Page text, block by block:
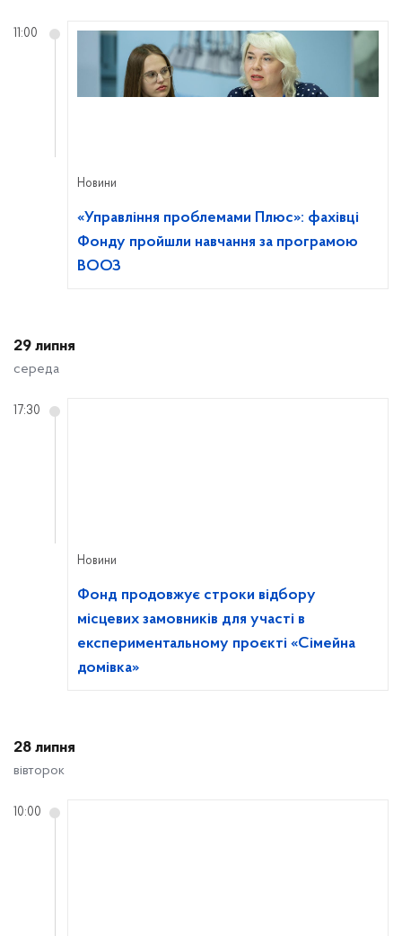
Новини
«Управління проблемами Плюс»: фахівці
Фонду пройшли навчання за програмою
ВООЗ
11:00
29 липня
середа
Новини
Фонд продовжує строки відбору
місцевих замовників для участі в
експериментальному проєкті «Сімейна
домівка»
17:30
28 липня
вівторок
10:00